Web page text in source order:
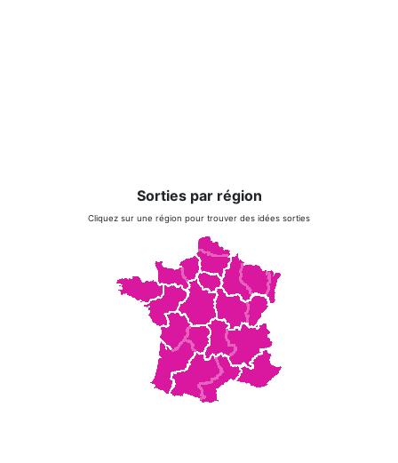
Sorties par région
Cliquez sur une région pour trouver des idées sorties